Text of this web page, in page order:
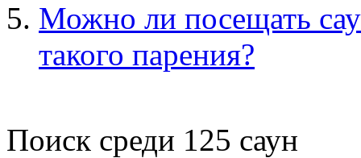
Можно ли посещать
такого парения?
Поиск среди 125 саун